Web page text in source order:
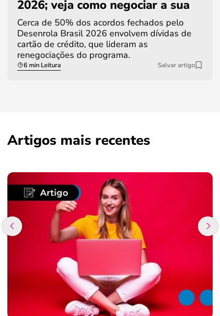
2026; veja como negociar a sua
Cerca de 50% dos acordos fechados pelo
Desenrola Brasil 2026 envolvem dívidas de
cartão de crédito, que lideram as
renegociações do programa.
6 min Leitura Salvar artigo
Artigos mais recentes